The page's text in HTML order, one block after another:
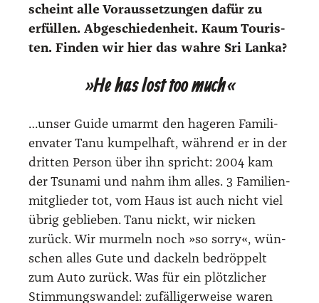
scheint alle Vor­aus­set­zun­gen dafür zu
erfül­len. Abge­schie­den­heit. Kaum Tou­ris­
ten. Fin­den wir hier das wah­re Sri Lan­ka?
»He has lost too much«
…unser Gui­de umarmt den hage­ren Fami­li­
en­va­ter Tanu kum­pel­haft, wäh­rend er in der
drit­ten Per­son über ihn spricht: 2004 kam
der Tsu­na­mi und nahm ihm alles. 3 Fami­li­en­
mit­glie­der tot, vom Haus ist auch nicht viel
übrig geblie­ben. Tanu nickt, wir nicken
zurück. Wir mur­meln noch »so sor­ry«, wün­
schen alles Gute und dackeln bedröp­pelt
zum Auto zurück. Was für ein plötz­li­cher
Stim­mungs­wan­del: zufäl­li­ger­wei­se waren